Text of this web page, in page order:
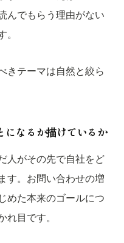
んでもらう理由がない
きテーマは自然と絞ら
になるか描けているか
人がその先で自社をど
す。お問い合わせの増
めた本来のゴールにつ
目です。